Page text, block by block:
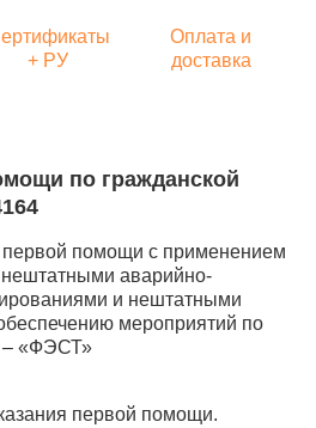
+ РУ
Оплата и
доставка
по гражданской
первой помощи с применением
аварийно-
и нештатными
мероприятий по
– «ФЭСТ»
первой помощи.